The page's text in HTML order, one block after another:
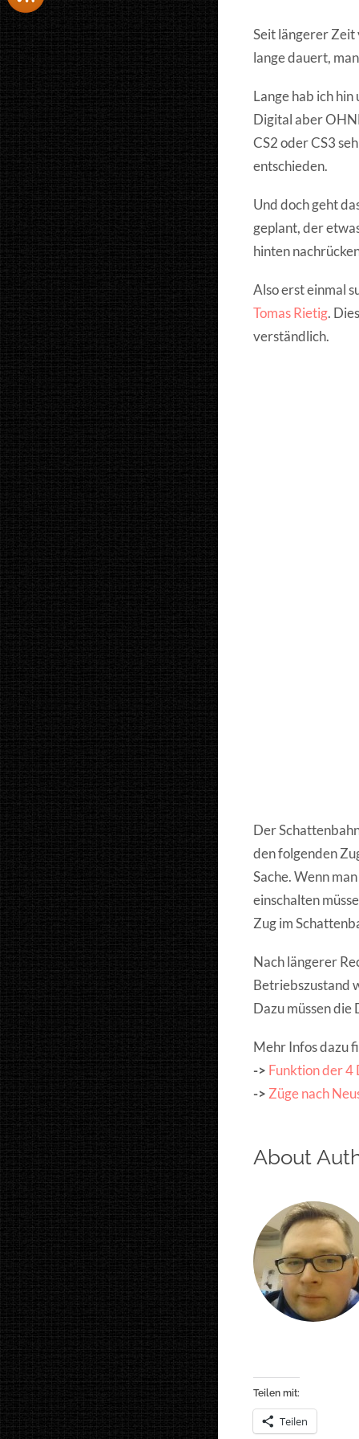
Seit längerer Zeit
lange dauert,
Lange hab ich
Digital aber
CS2 oder CS3
entschieden.
Und doch geht
geplant, der
hinten
Also erst einmal
Tomas Rietig.
verständlich.
Der
den folgenden
Sache. Wenn
einschalten
Zug im
Nach längerer
Betriebszustand
Dazu müssen
Mehr Infos dazu
-> Funktion der 4
-> Züge nach
About
Teilen mit:
Teilen